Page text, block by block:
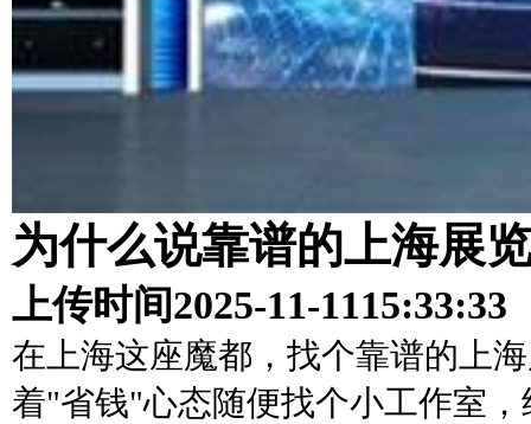
为什么说靠谱的上海展
上传时间2025-11-1115:33:33
在上海这座魔都，找个靠谱的上
着"省钱"心态随便找个小工作室